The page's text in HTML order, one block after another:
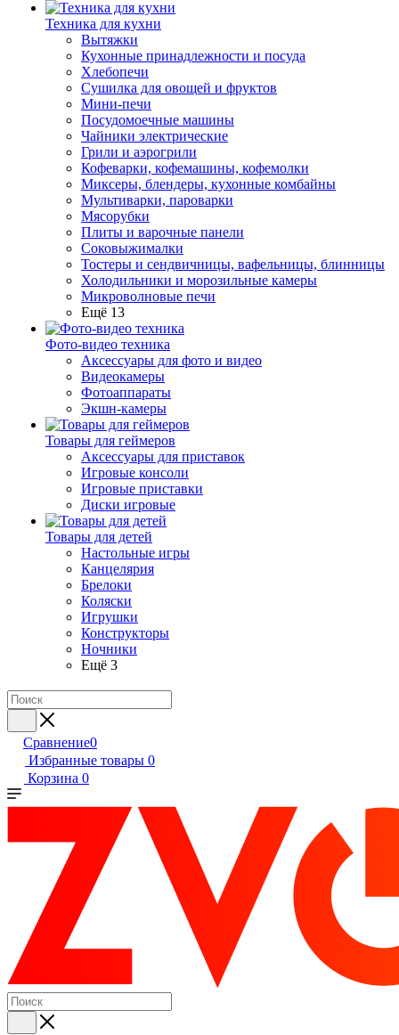
Техника для кухни
Вытяжки
Кухонные принадлежности и посуда
Хлебопечи
Сушилка для овощей и фруктов
Мини-печи
Посудомоечные машины
Чайники электрические
Грили и аэрогрили
Кофеварки, кофемашины, кофемолки
Миксеры, блендеры, кухонные комбайны
Мультиварки, пароварки
Мясорубки
Плиты и варочные панели
Соковыжималки
Тостеры и сендвичницы, вафельницы, блинницы
Холодильники и морозильные камеры
Микроволновые печи
Ещё 13
Фото-видео техника
Аксессуары для фото и видео
Видеокамеры
Фотоаппараты
Экшн-камеры
Товары для геймеров
Аксессуары для приставок
Игровые консоли
Игровые приставки
Диски игровые
Товары для детей
Настольные игры
Канцелярия
Брелоки
Коляски
Игрушки
Конструкторы
Ночники
Ещё 3
Сравнение0
Избранные товары 0
Корзина 0